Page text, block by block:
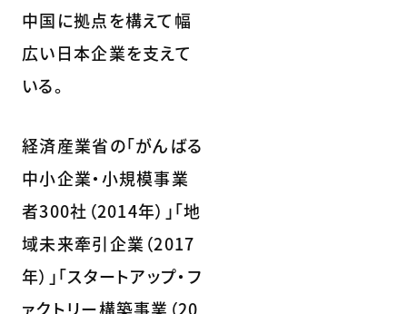
中国に拠点を構えて幅
広い日本企業を支えて
いる。
経済産業省の「がんばる
中小企業・小規模事業
者300社（2014年）」「地
域未来牽引企業（2017
年）」「スタートアップ・フ
ァクトリー構築事業（20